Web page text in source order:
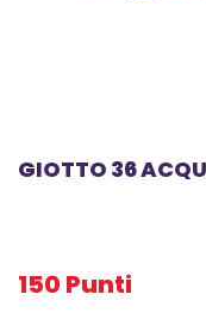
GIOTTO 36
150 Punti